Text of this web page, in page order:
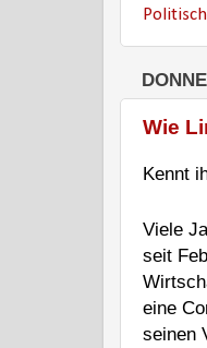
Wie
Kennt
Viele
seit
eine
seinen